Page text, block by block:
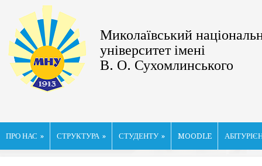
Миколаївський
університет імені
В. О. Сухомлинського
ПРО НАС » СТРУКТУРА » СТУДЕНТУ » MOODLE